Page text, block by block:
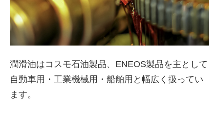
潤滑油はコスモ石油製品、ENEOS製品を主として
自動車用・工業機械用・船舶用と幅広く扱ってい
ます。